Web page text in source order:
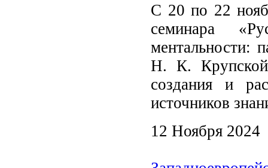
С 20 по 22
семинара
ментальности:
Н. К. Крупской
создания и
источников
12 Ноября 2024